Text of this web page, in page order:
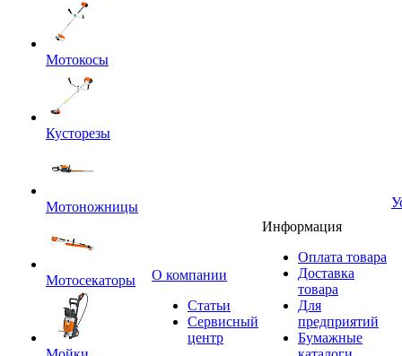
Мотокосы
Кусторезы
Мотоножницы
Мотосекаторы
O компании
Статьи
Сервисный
центр
Информация
Оплата товара
Доставка
товара
Для
предприятий
Бумажные